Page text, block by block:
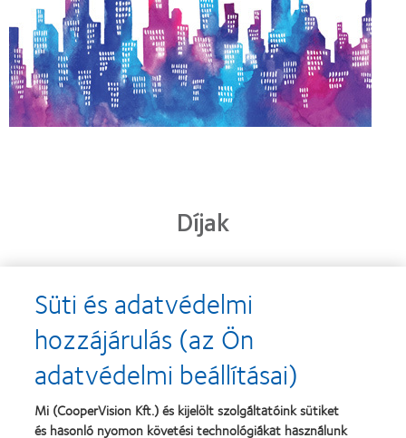
Díjak
Learn
more
about
2013.
évi
Silmo
d’Or
díj
a
Learn
more
about
„Contact
Lens
Product
the
Year”,
Learn
more Learn
more
Süti és adatvédelmi
hozzájárulás (az Ön
adatvédelmi beállításai)
Mi (CooperVision Kft.) és kijelölt szolgáltatóink sütiket
és hasonló nyomon követési technológiákat használunk